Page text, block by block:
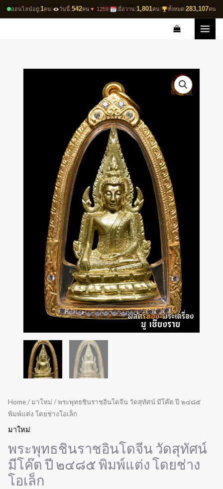
ออนไลน์อยู่:1คน| วันนี้:542คน▼ 1259| เมื่อวาน:1,801คน| ทั้งหมด:283,107คน
Skip
to
Home/ มาใหม่ / พระพุทธชินราชอินโดจีน วัดสุทัศน์ มีโค๊ต ปี ๒๔๘๕
พิมพ์แต่ง โดยช่างโอเล็ก
มาใหม่
พระพุทธชินราชอินโดจีน วัดสุทัศน์
มีโค๊ต ปี ๒๔๘๕ พิมพ์แต่ง โดยช่าง
โอเล็ก